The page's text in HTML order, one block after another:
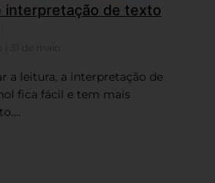
interpretação de texto
a leitura, a interpretação de
fica fácil e tem mais